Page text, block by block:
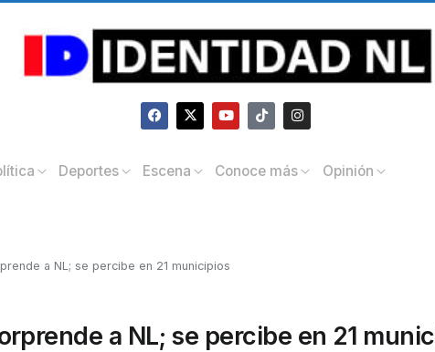
Deportes Escena Conoce más Opinión
a NL; se percibe en 21 municipios
a NL; se percibe en 21